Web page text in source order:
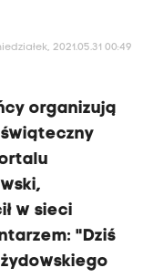
2021.05.31 00:49
organizują
w sieci
"Dziś